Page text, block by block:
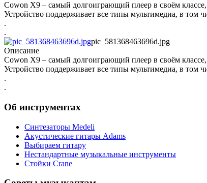
Cowon X9 – самый долгоиграющий плеер в своём
Устройство поддерживает все типы мультимедиа, в том
.
.
pic_581368463696d.jpg
Описание
Cowon X9 – самый долгоиграющий плеер в своём
Устройство поддерживает все типы мультимедиа, в том
.
.
Об инструментах
Синтезаторы Мedeli
Акустические гитары Adams
Выбираем гитару
Нестандартные музыкальные инструменты
Стойки Crane